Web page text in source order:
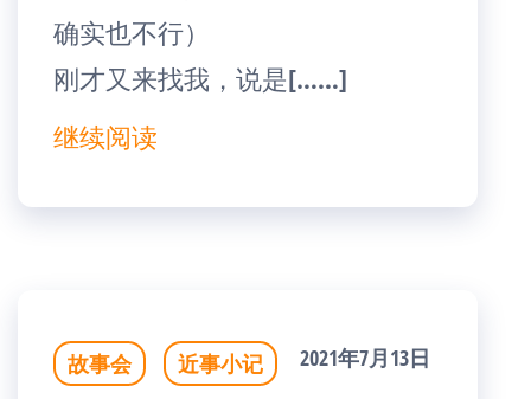
确实也不行）
刚才又来找我，说是[……]
继续阅读
故事会 近事小记 2021年7月13日